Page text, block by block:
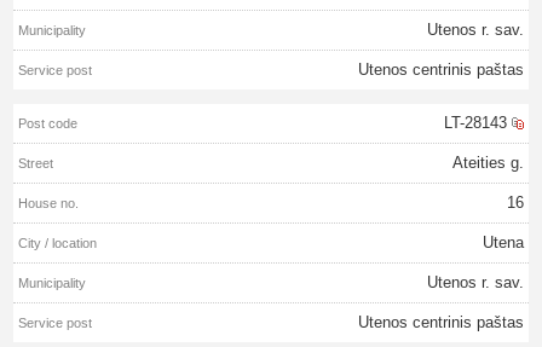
Utenos r. sav.
Utenos centrinis paštas
LT-28143
Ateities g.
16
Utena
Utenos r. sav.
Utenos centrinis paštas